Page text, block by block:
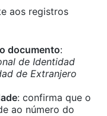
aos registros
documento:
de Identidad
de Extranjero
: confirma que o
ao número do